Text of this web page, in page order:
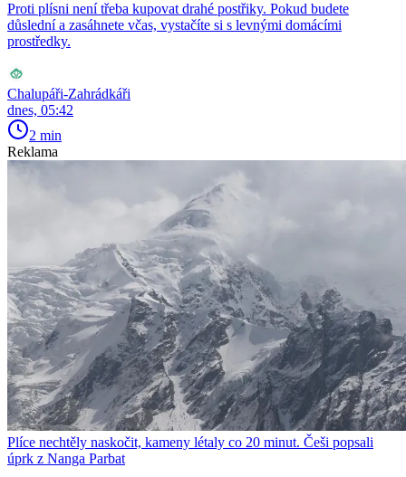
Proti plísni není třeba kupovat drahé postřiky. Pokud budete
důslední a zasáhnete včas, vystačíte si s levnými domácími
prostředky.
Chalupáři-Zahrádkáři
dnes, 05:42
2 min
Reklama
Plíce nechtěly naskočit, kameny létaly co 20 minut. Češi popsali
úprk z Nanga Parbat